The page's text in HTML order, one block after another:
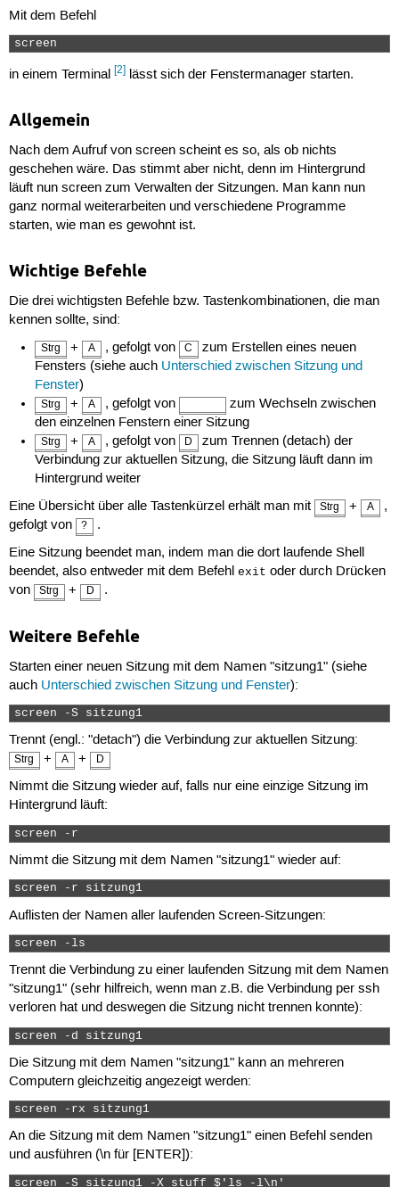
Mit dem Befehl
screen
in einem Terminal [2]lässt sich der Fenstermanager starten.
Allgemein
Nach dem Aufruf von screen scheint es so, als ob nichts
geschehen wäre. Das stimmt aber nicht, denn im Hintergrund
läuft nun screen zum Verwalten der Sitzungen. Man kann nun
ganz normal weiterarbeiten und verschiedene Programme
starten, wie man es gewohnt ist.
Wichtige Befehle
Die drei wichtigsten Befehle bzw. Tastenkombinationen, die man
kennen sollte, sind:
Strg + A , gefolgt von C
zum Erstellen eines neuen
Fensters (siehe auch Unterschied zwischen Sitzung und
Fenster)
Strg + A , gefolgt von
zum Wechseln zwischen
den einzelnen Fenstern einer Sitzung
Strg + A , gefolgt von D
zum Trennen (detach) der
Verbindung zur aktuellen Sitzung, die Sitzung läuft dann im
Hintergrund weiter
Eine Übersicht über alle Tastenkürzel erhält man mit
Strg + A
,
gefolgt von
?
.
Eine Sitzung beendet man, indem man die dort laufende Shell
beendet, also entweder mit dem Befehl exit oder durch Drücken
von
Strg + D .
Weitere Befehle
Starten einer neuen Sitzung mit dem Namen "sitzung1" (siehe
auch Unterschied zwischen Sitzung und Fenster):
screen -S sitzung1
Trennt (engl.: "detach") die Verbindung zur aktuellen Sitzung:
Strg + A + D
Nimmt die Sitzung wieder auf, falls nur eine einzige Sitzung im
Hintergrund läuft:
screen -r
Nimmt die Sitzung mit dem Namen "sitzung1" wieder auf:
screen -r sitzung1
Auflisten der Namen aller laufenden Screen-Sitzungen:
screen -ls
Trennt die Verbindung zu einer laufenden Sitzung mit dem Namen
"sitzung1" (sehr hilfreich, wenn man z.B. die Verbindung per ssh
verloren hat und deswegen die Sitzung nicht trennen konnte):
screen -d sitzung1
Die Sitzung mit dem Namen "sitzung1" kann an mehreren
Computern gleichzeitig angezeigt werden:
screen -rx sitzung1
An die Sitzung mit dem Namen "sitzung1" einen Befehl senden
und ausführen (\n für [ENTER]):
screen -S sitzung1 -X stuff $'ls -l\n'